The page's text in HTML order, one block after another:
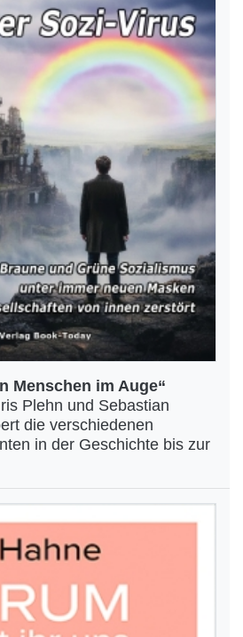
Menschen im Auge“
Plehn und Sebastian
die verschiedenen
in der Geschichte bis zur